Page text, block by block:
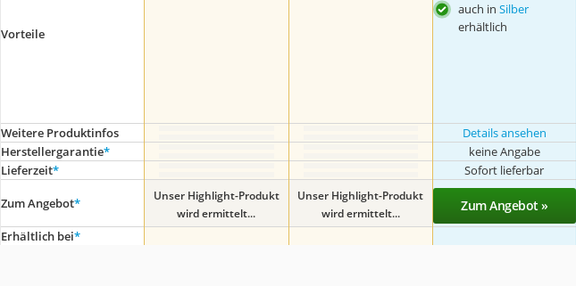
Vorteile
auch in Silber
erhältlich
Weitere Produktinfos Details ansehen
Herstellergarantie* keine Angabe
Lieferzeit* Sofort lieferbar
Zum Angebot*
Unser Highlight-Produkt
wird ermittelt...
Unser Highlight-Produkt
wird ermittelt...
Zum Angebot »
Erhältlich bei*